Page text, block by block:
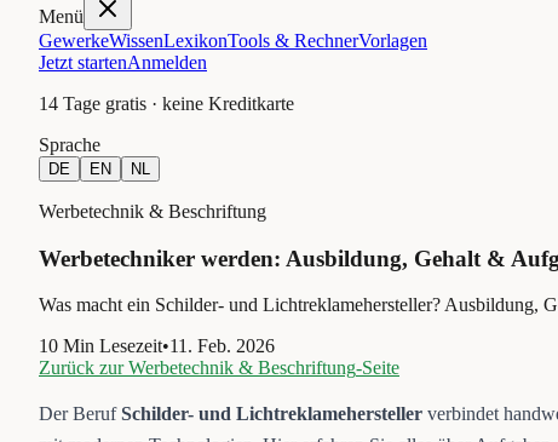
Menü
GewerkeWissenLexikonTools & RechnerVorlagen
Jetzt startenAnmelden
14 Tage gratis · keine Kreditkarte
Sprache
DE EN NL
Werbetechnik & Beschriftung
Werbetechniker werden: Ausbildung, Gehalt &
Was macht ein Schilder- und Lichtreklamehersteller? Ausbildung,
10 Min Lesezeit•11. Feb. 2026
Zurück zurWerbetechnik & Beschriftung-Seite
Der BerufSchilder- und Lichtreklamehersteller verbindet